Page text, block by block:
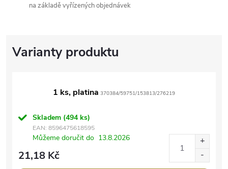
na základě vyřízených objednávek
1 ks, platina 370384/59751/153813/276219
Skladem (494 ks)
EAN: 8596475618595
Můžeme doručit do 13.8.2026
21,18 Kč